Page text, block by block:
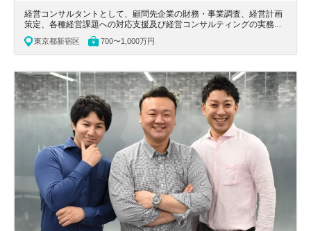
経営コンサルタントとして、顧問先企業の財務・事業調査、経営計画
策定、各種経営課題への対応支援及び経営コンサルティングの実務を
担当頂きます。東京都千代田区にある、フルリモート勤務可能なコン
サルティングファームの求人です。
東京都新宿区 700〜1,000万円